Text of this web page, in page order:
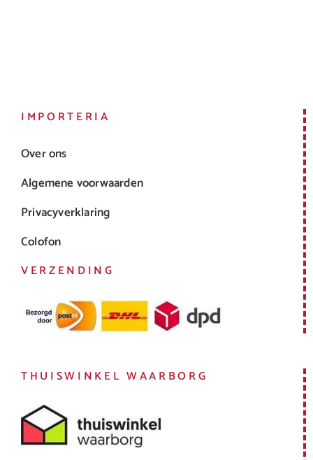
IMPORTERIA
Over ons
Algemene voorwaarden
Privacyverklaring
Colofon
VERZENDING
THUISWINKEL WAARBORG